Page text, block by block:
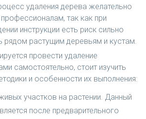
удаления дерева желательно
так как при
инструкции есть риск сильно
рядом растущим деревьям и кустам.
провести удаление
самостоятельно, стоит изучить
и особенности их выполнения:
участков на растении. Данный
после предварительного